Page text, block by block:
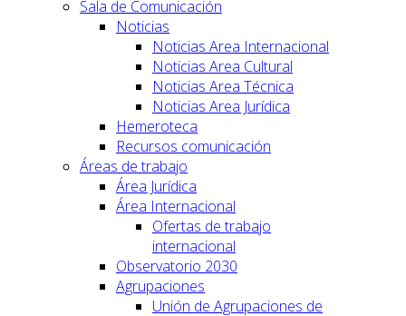
Sala de Comunicación
Noticias
Noticias Area Internacional
Noticias Area Cultural
Noticias Area Técnica
Noticias Area Jurídica
Hemeroteca
Recursos comunicación
Áreas de trabajo
Área Jurídica
Área Internacional
Ofertas de trabajo
internacional
Observatorio 2030
Agrupaciones
Unión de Agrupaciones de